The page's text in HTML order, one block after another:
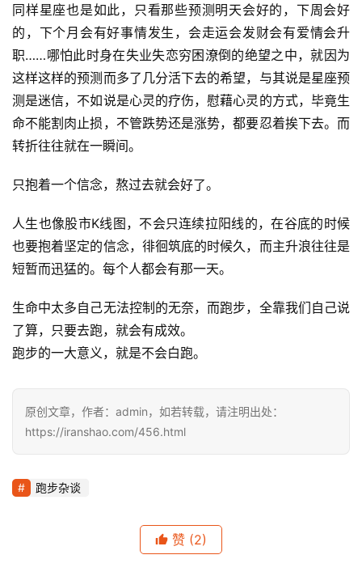
同样星座也是如此，只看那些预测明天会好的，下周会好
的，下个月会有好事情发生，会走运会发财会有爱情会升
职……哪怕此时身在失业失恋穷困潦倒的绝望之中，就因为
这样这样的预测而多了几分活下去的希望，与其说是星座预
测是迷信，不如说是心灵的疗伤，慰藉心灵的方式，毕竟生
命不能割肉止损，不管跌势还是涨势，都要忍着挨下去。而
转折往往就在一瞬间。
只抱着一个信念，熬过去就会好了。
人生也像股市K线图，不会只连续拉阳线的，在谷底的时候
也要抱着坚定的信念，徘徊筑底的时候久，而主升浪往往是
短暂而迅猛的。每个人都会有那一天。
生命中太多自己无法控制的无奈，而跑步，全靠我们自己说
了算，只要去跑，就会有成效。
跑步的一大意义，就是不会白跑。
原创文章，作者：admin，如若转载，请注明出处：
https://iranshao.com/456.html
跑步杂谈
赞 (2)